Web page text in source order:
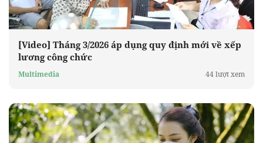
[Video] Tháng 3/2026 áp dụng quy định mới về xếp
lương công chức
Multimedia 44 lượt xem